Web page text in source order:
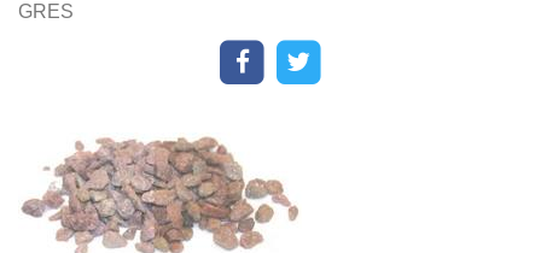
GRES